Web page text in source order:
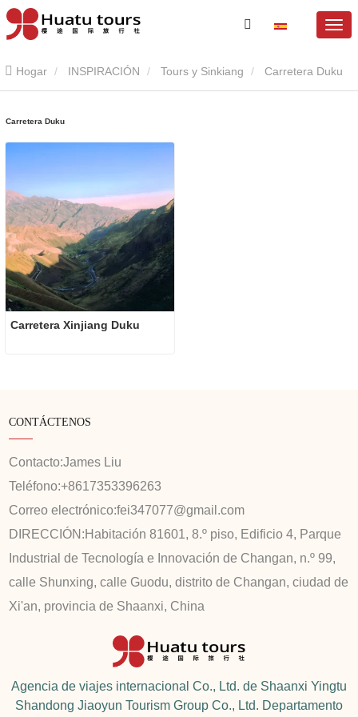
Hogar INSPIRACIÓN Tours y Sinkiang Carretera Duku
Carretera Duku
Carretera Xinjiang Duku
CONTÁCTENOS
Contacto:James Liu
Teléfono:+8617353396263
Correo electrónico:fei347077@gmail.com
DIRECCIÓN: Habitación 81601, 8.º piso, Edificio 4, Parque
Industrial de Tecnología e Innovación de Changan, n.º 99,
calle Shunxing, calle Guodu, distrito de Changan, ciudad de
Xi'an, provincia de Shaanxi, China
Agencia de viajes internacional Co., Ltd. de Shaanxi Yingtu
Shandong Jiaoyun Tourism Group Co., Ltd. Departamento